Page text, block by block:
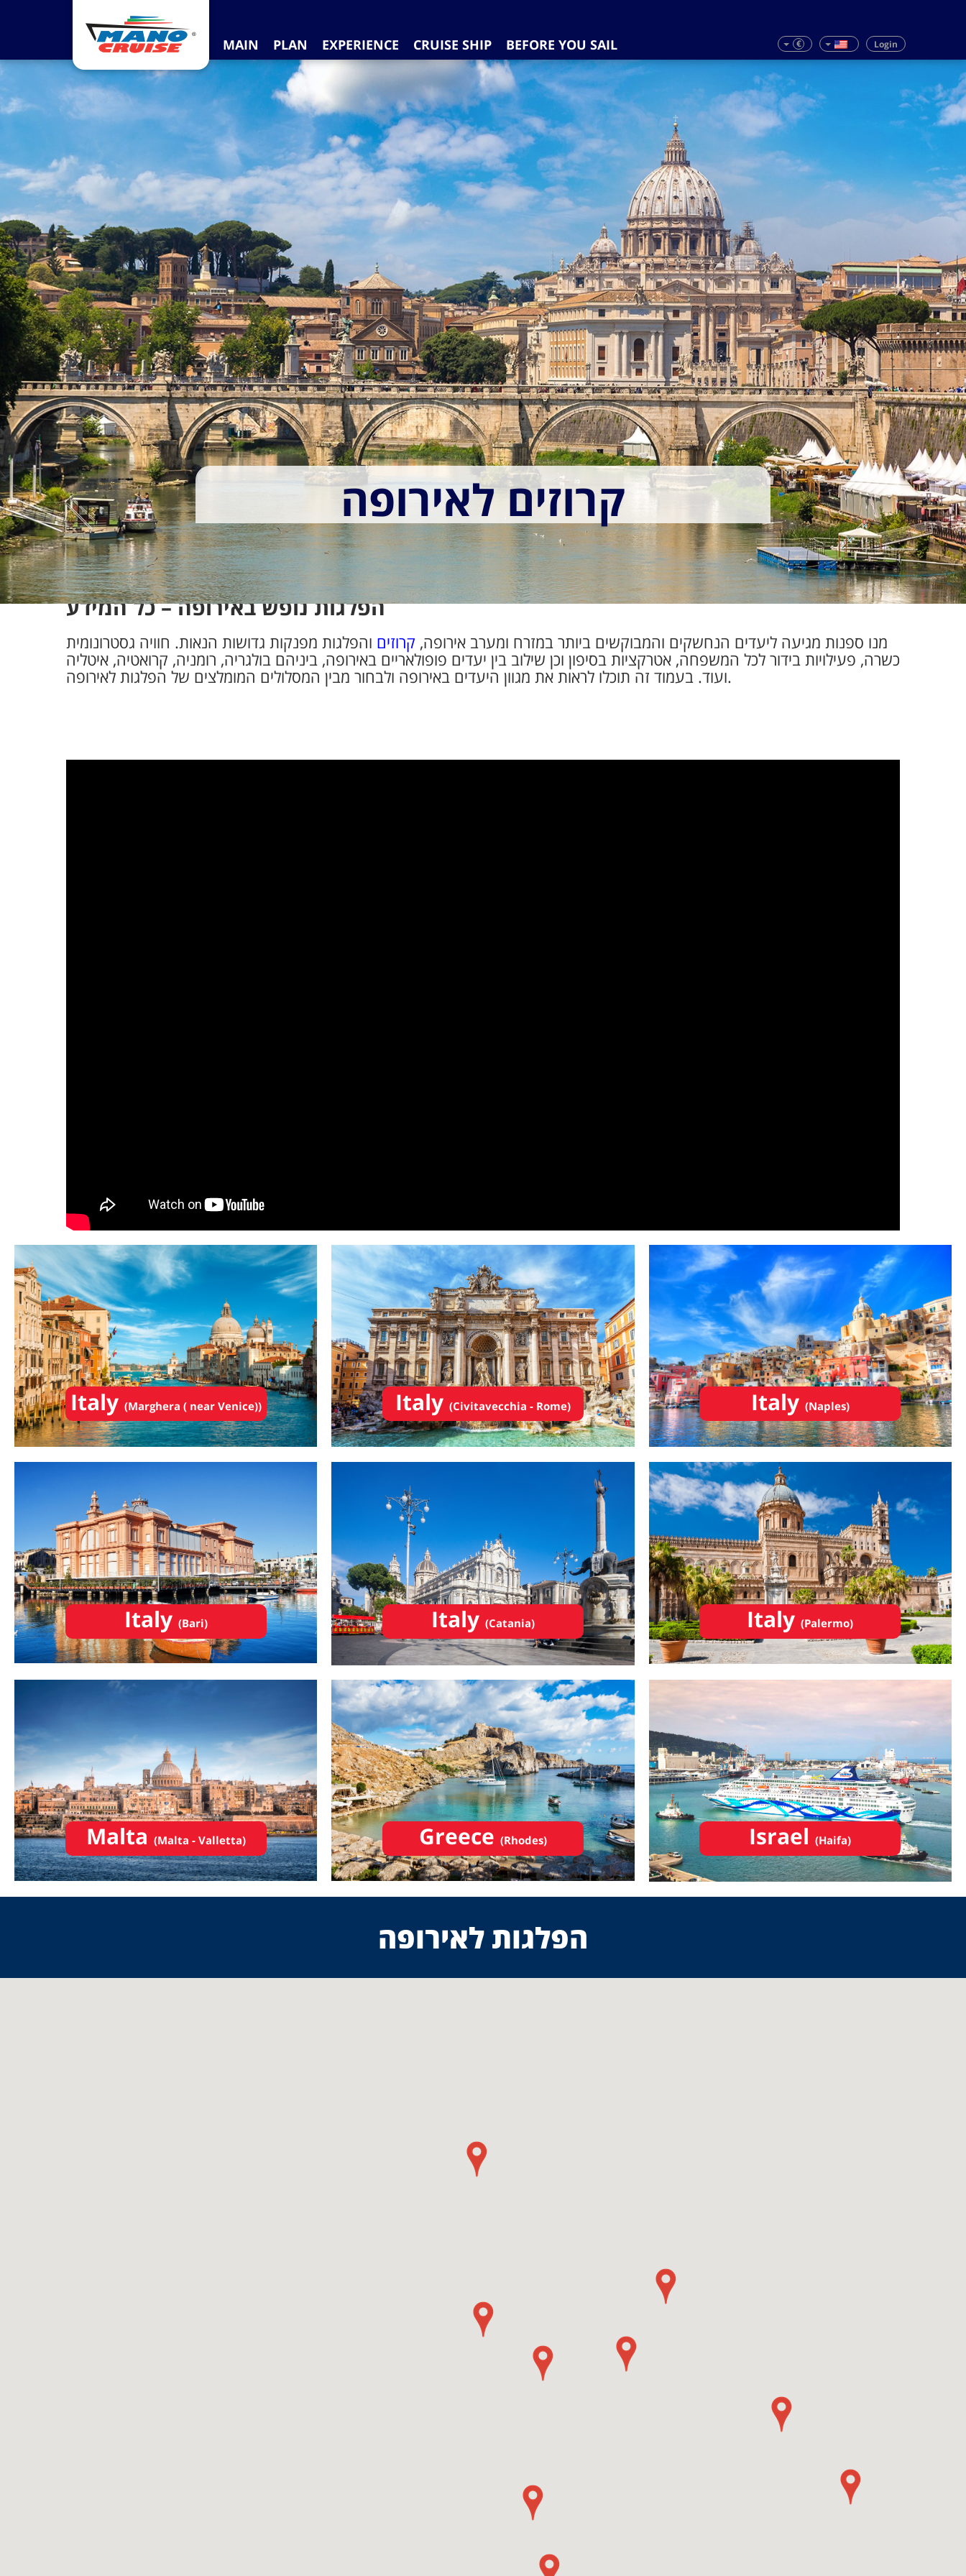
MAIN PLAN EXPERIENCE CRUISE SHIP BEFORE YOU SAIL € Login
קרוזים לאירופה
הפלגות נופש באירופה – כל המידע
מנו ספנות מגיעה ליעדים הנחשקים והמבוקשים ביותר במזרח ומערב אירופה, קרוזים והפלגות מפנקות גדושות הנאות. חוויה גסטרונומית
כשרה, פעילויות בידור לכל המשפחה, אטרקציות בסיפון וכן שילוב בין יעדים פופולאריים באירופה, ביניהם בולגריה, רומניה, קרואטיה, איטליה
ועוד. בעמוד זה תוכלו לראות את מגוון היעדים באירופה ולבחור מבין המסלולים המומלצים של הפלגות לאירופה.
Italy (Marghera ( near Venice)) Italy (Civitavecchia - Rome) Italy (Naples)
Italy (Bari) Italy (Catania) Italy(Palermo)
Malta (Malta - Valletta) Greece (Rhodes) Israel(Haifa)
הפלגות לאירופה